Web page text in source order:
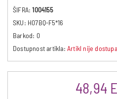
ŠIFRA:1004155
SKU: H07BQ-F5*16
Barkod: 0
Dostupnost artikla: Artikl nije
48,94